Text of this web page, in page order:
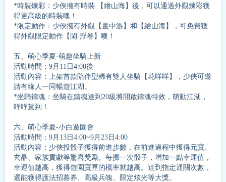
*時裝煉彩：少俠擁有時裝 【繪山海】後，可以通過外觀煉彩獲
得更高級的時裝噢！
*限定動作：少俠擁有外觀【畫中游】和【繪山海】，可免費獲
得外觀限定動作【閑·浮卷】噢！
五、萌心季夏-萌趣坐騎上新
活動時間：9月11日4:00後
活動內容：上架首款陪伴型稀有雙人坐騎【花咩咩】，少俠可邀
請有緣人一同暢遊江湖。
*坐騎鑄魂：坐騎在鑄魂達到20級將開啟鑄魂特效，萌動江湖，
咩咩駕到！
六、萌心季夏-小白遊園會
活動時間：9月13日4:00~9月23日4:00
活動內容：少俠投骰子獲得前進步數，在前進過程中獲得元寶、
玄晶、家族貢獻等驚喜獎勵。每擲一次骰子，增加一點幸運值，
幸運值越高，獲得遊園寶匣的概率就越高。達到指定通關次數，
還能獲得護法招募券、高級兵魄、限定炫光等大獎。